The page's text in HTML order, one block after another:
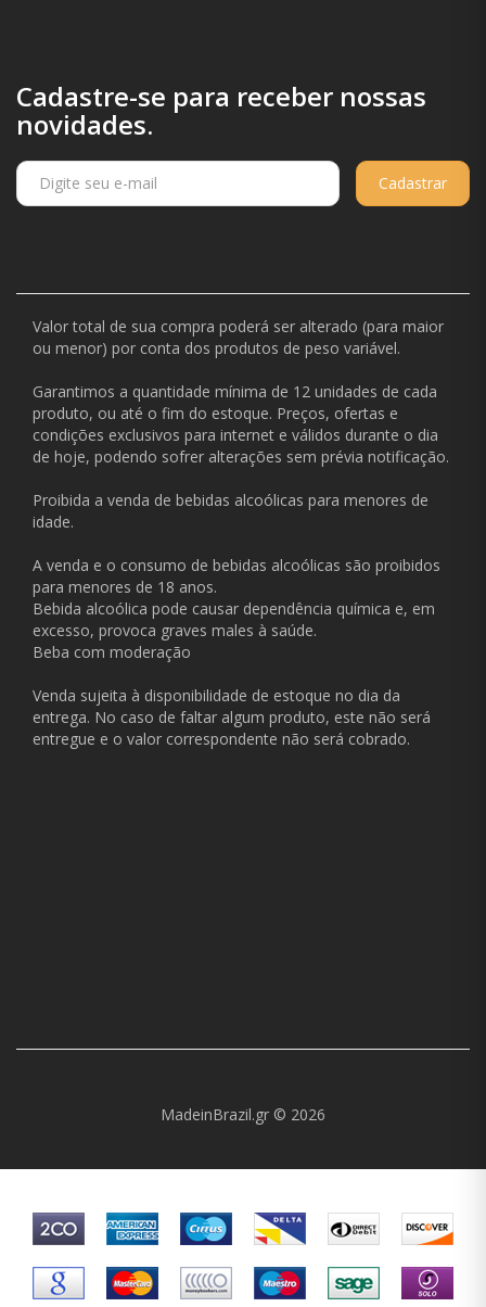
Cadastre-se para receber nossas
novidades.
Cadastrar
Valor total de sua compra poderá ser alterado (para maior
ou menor) por conta dos produtos de peso variável.
Garantimos a quantidade mínima de 12 unidades de cada
produto, ou até o fim do estoque. Preços, ofertas e
condições exclusivos para internet e válidos durante o dia
de hoje, podendo sofrer alterações sem prévia notificação.
Proibida a venda de bebidas alcoólicas para menores de
idade.
A venda e o consumo de bebidas alcoólicas são proibidos
para menores de 18 anos.
Bebida alcoólica pode causar dependência química e, em
excesso, provoca graves males à saúde.
Beba com moderação
Venda sujeita à disponibilidade de estoque no dia da
entrega. No caso de faltar algum produto, este não será
entregue e o valor correspondente não será cobrado.
MadeinBrazil.gr © 2026